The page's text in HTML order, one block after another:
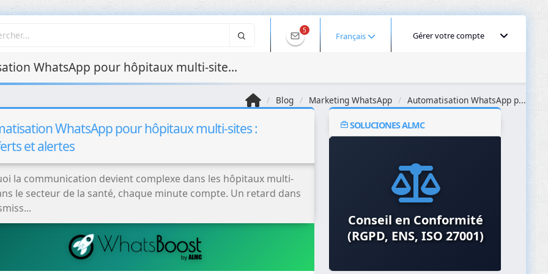
5
Français Gérer votre compte
Automatisation WhatsApp pour hôpitaux multi-sites : transferts et alertes
Blog Marketing WhatsApp Automatisation WhatsApp p...
WhatsApp pour hôpitaux multi-sites :
et alertes
la communication devient complexe dans les hôpitaux multi-
le secteur de la santé, chaque minute compte. Un retard dans
SOLUCIONES ALMC
Intégrations API et
Microservices
Conseil en Conformité
(RGPD, ENS, ISO 27001)
Audits de Sécurité et
Pentesting